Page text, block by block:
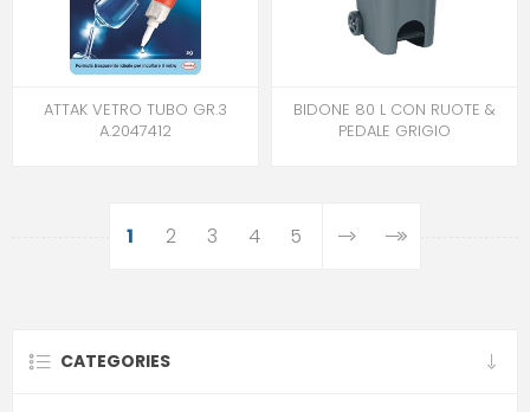
ATTAK VETRO TUBO GR.3
A.2047412
BIDONE 80 L CON RUOTE &
PEDALE GRIGIO
1 2 3 4 5
CATEGORIES